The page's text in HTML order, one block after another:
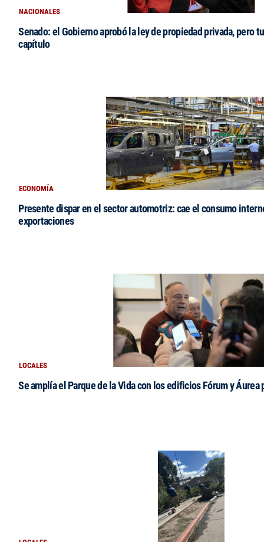
NACIONALES
Senado: el Gobierno aprobó la ley de propiedad privada, pero
capítulo
ECONOMÍA
Presente dispar en el sector automotriz: cae el consumo
exportaciones
LOCALES
Se amplía el Parque de la Vida con los edificios Fórum y